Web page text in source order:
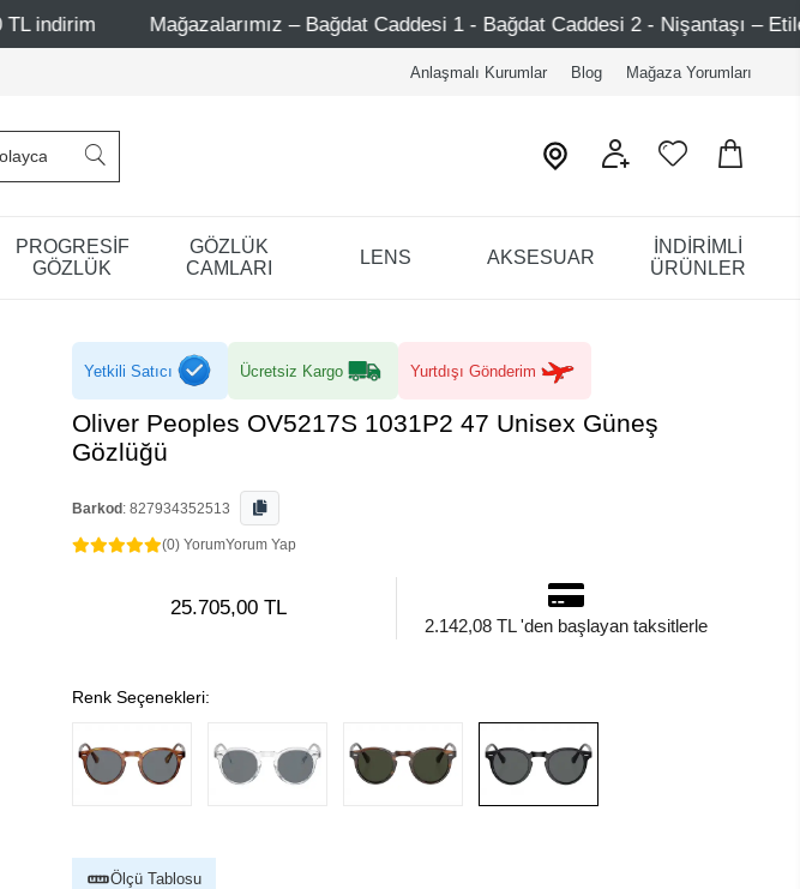
– Bağdat Caddesi 1 - Bağdat Caddesi 2 - Nişantaşı – Etiler – Ataşehir
Anlaşmalı Kurumlar Blog Mağaza Yorumları
PROGRESİF
GÖZLÜK
GÖZLÜK
CAMLARI
LENS AKSESUAR
İNDİRİMLİ
ÜRÜNLER
Yetkili Satıcı Ücretsiz Kargo Yurtdışı Gönderim
Oliver Peoples OV5217S 1031P2 47 Unisex Güneş
Gözlüğü
Barkod : 827934352513
(0) YorumYorum Yap
25.705,00 TL
2.142,08 TL 'den başlayan taksitlerle
Renk Seçenekleri:
Ölçü Tablosu